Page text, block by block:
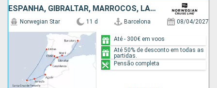
ESPANHA, GIBRALTAR, MARROCOS, LANZAROTE, TENERIFE, PORTUGAL
Norwegian Star 11 d Barcelona 08/04/2027
Até - 300€ em voos
Até 50% de desconto em todas as
partidas.
Pensão completa